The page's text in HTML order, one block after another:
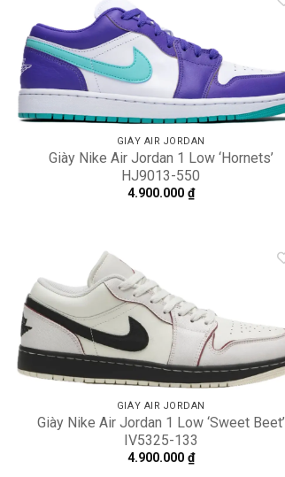
GIÀY AIR JORDAN
Giày Nike Air Jordan 1 Low ‘Hornets’
HJ9013-550
4.900.000 ₫
GIÀY AIR JORDAN
Giày Nike Air Jordan 1 Low ‘Sweet Beet’
IV5325-133
4.900.000 ₫